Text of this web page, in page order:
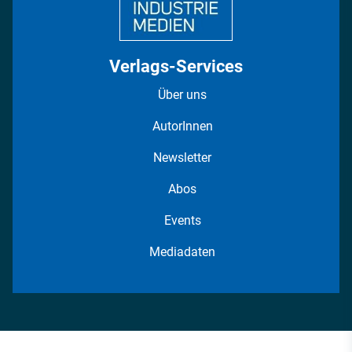
Verlags-Services
Über uns
AutorInnen
Newsletter
Abos
Events
Mediadaten